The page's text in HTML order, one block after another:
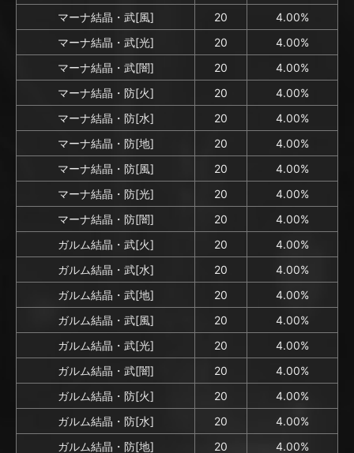
マーナ結晶・武[風]
20
4.00%
マーナ結晶・武[光]
20
4.00%
マーナ結晶・武[闇]
20
4.00%
マーナ結晶・防[火]
20
4.00%
マーナ結晶・防[水]
20
4.00%
マーナ結晶・防[地]
20
4.00%
マーナ結晶・防[風]
20
4.00%
マーナ結晶・防[光]
20
4.00%
マーナ結晶・防[闇]
20
4.00%
ガルム結晶・武[火]
20
4.00%
ガルム結晶・武[水]
20
4.00%
ガルム結晶・武[地]
20
4.00%
ガルム結晶・武[風]
20
4.00%
ガルム結晶・武[光]
20
4.00%
ガルム結晶・武[闇]
20
4.00%
ガルム結晶・防[火]
20
4.00%
ガルム結晶・防[水]
20
4.00%
ガルム結晶・防[地]
20 4.00%